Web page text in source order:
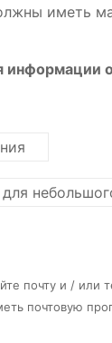
иметь
информации
почту и / или
почтовую